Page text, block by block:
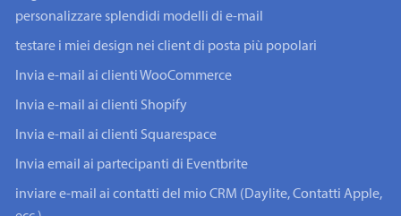
personalizzare splendidi modelli di e-mail
testare i miei design nei client di posta più popolari
Invia e-mail ai clienti WooCommerce
Invia e-mail ai clienti Shopify
Invia e-mail ai clienti Squarespace
Invia email ai partecipanti di Eventbrite
inviare e-mail ai contatti del mio CRM (Daylite, Contatti Apple,